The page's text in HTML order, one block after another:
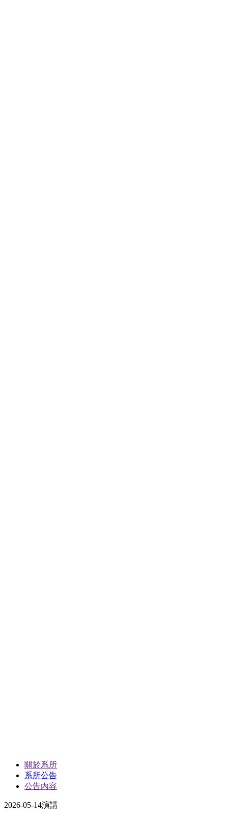
關於系所
系所公告
公告內容
2026-05-14演講